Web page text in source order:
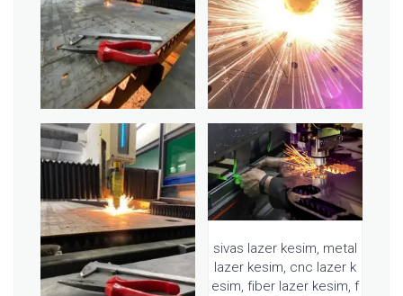
sivas lazer kesim, metal
lazer kesim, cnc lazer k
esim, fiber lazer kesim, f